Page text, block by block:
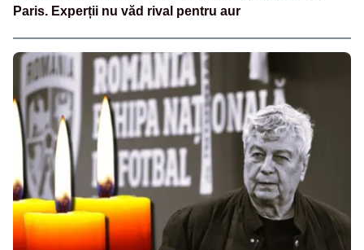
Paris. Experții nu văd rival pentru aur